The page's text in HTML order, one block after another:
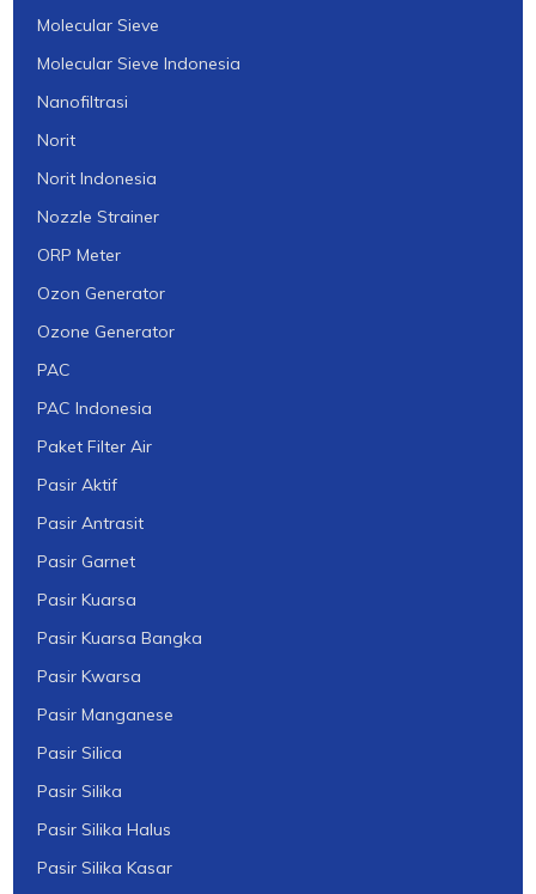
Molecular Sieve
Molecular Sieve Indonesia
Nanofiltrasi
Norit
Norit Indonesia
Nozzle Strainer
ORP Meter
Ozon Generator
Ozone Generator
PAC
PAC Indonesia
Paket Filter Air
Pasir Aktif
Pasir Antrasit
Pasir Garnet
Pasir Kuarsa
Pasir Kuarsa Bangka
Pasir Kwarsa
Pasir Manganese
Pasir Silica
Pasir Silika
Pasir Silika Halus
Pasir Silika Kasar